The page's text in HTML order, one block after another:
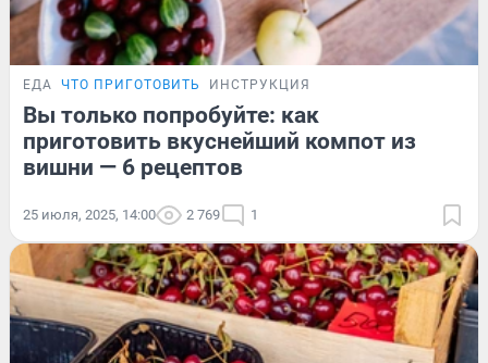
ЕДА ЧТО ПРИГОТОВИТЬ ИНСТРУКЦИЯ
Вы только попробуйте: как
приготовить вкуснейший компот из
вишни — 6 рецептов
25 июля, 2025, 14:00 2 769 1